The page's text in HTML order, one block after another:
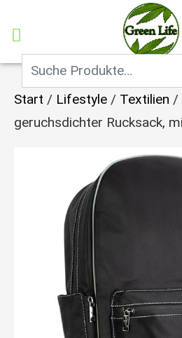
Start / Lifestyle / Textilien /
geruchsdichter Rucksack,